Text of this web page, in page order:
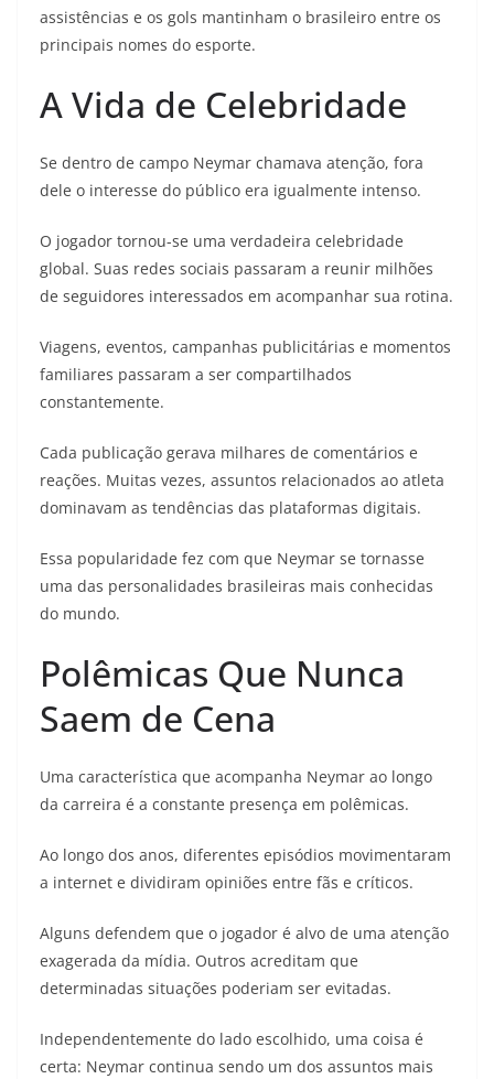
assistências e os gols mantinham o brasileiro entre os
principais nomes do esporte.
A Vida de Celebridade
Se dentro de campo Neymar chamava atenção, fora
dele o interesse do público era igualmente intenso.
O jogador tornou-se uma verdadeira celebridade
global. Suas redes sociais passaram a reunir milhões
de seguidores interessados em acompanhar sua rotina.
Viagens, eventos, campanhas publicitárias e momentos
familiares passaram a ser compartilhados
constantemente.
Cada publicação gerava milhares de comentários e
reações. Muitas vezes, assuntos relacionados ao atleta
dominavam as tendências das plataformas digitais.
Essa popularidade fez com que Neymar se tornasse
uma das personalidades brasileiras mais conhecidas
do mundo.
Polêmicas Que Nunca
Saem de Cena
Uma característica que acompanha Neymar ao longo
da carreira é a constante presença em polêmicas.
Ao longo dos anos, diferentes episódios movimentaram
a internet e dividiram opiniões entre fãs e críticos.
Alguns defendem que o jogador é alvo de uma atenção
exagerada da mídia. Outros acreditam que
determinadas situações poderiam ser evitadas.
Independentemente do lado escolhido, uma coisa é
certa: Neymar continua sendo um dos assuntos mais